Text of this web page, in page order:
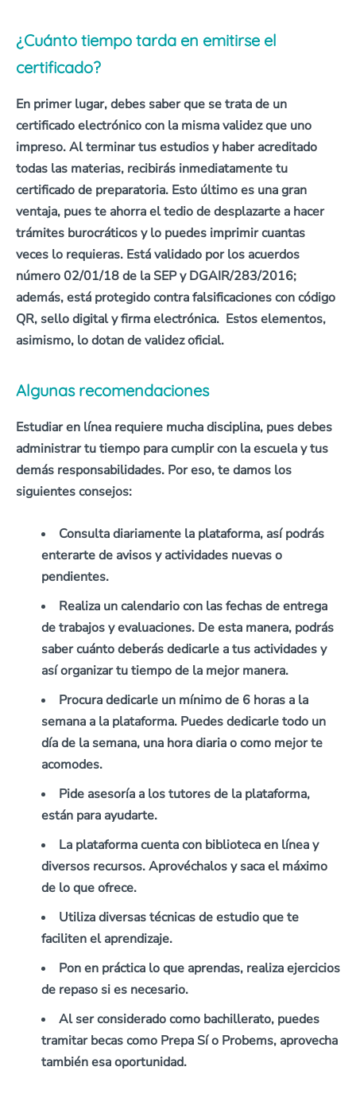
¿Cuánto tiempo tarda en emitirse el
certificado?
En primer lugar, debes saber quese trata de un
certificado electrónico con la misma validez que uno
impreso. Al terminar tus estudios y haber acreditado
todas las materias, recibirás inmediatamente tu
certificadode preparatoria. Esto último es una gran
ventaja, pueste ahorra el tedio de desplazarte a hacer
trámites burocráticosy lo puedes imprimir cuantas
veces lo requieras. Estávalidado por los acuerdos
número 02/01/18 de la SEP y DGAIR/283/2016;
además, está protegido contra falsificaciones con código
QR, sello digital y firma electrónica. Estos elementos,
asimismo, lo dotan de validez oficial.
Algunas recomendaciones
Estudiar en línea requiere mucha disciplina, pues debes
administrar tu tiempo para cumplir con la escuela y tus
demás responsabilidades. Por eso, te damos los
siguientes consejos:
Consulta diariamente la plataforma, así podrás
enterarte de avisos y actividades nuevas o
pendientes.
Realiza un calendariocon las fechas de entrega
de trabajos y evaluaciones. De esta manera, podrás
saber cuánto deberás dedicarle a tus actividades y
así organizar tu tiempo de la mejor manera.
Procura dedicarle un mínimo de 6 horas a la
semana a la plataforma. Puedes dedicarle todo un
día de la semana, una hora diaria o como mejor te
acomodes.
Pide asesoría a los tutores de la plataforma,
están para ayudarte.
La plataformacuenta con biblioteca en línea y
diversos recursos.Aprovéchalos y saca el máximo
de lo que ofrece.
Utiliza diversas técnicas de estudioque te
faciliten el aprendizaje.
Pon en práctica lo que aprendas, realiza ejercicios
de repaso si es necesario.
Al ser considerado como bachillerato, puedes
tramitar becas como Prepa Sí o Probems, aprovecha
también esa oportunidad.